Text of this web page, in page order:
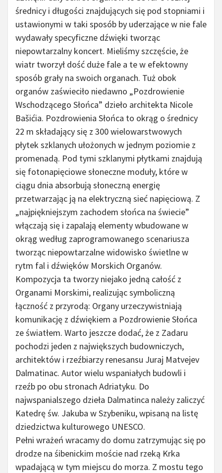
średnicy i długości znajdujących się pod stopniami i
ustawionymi w taki sposób by uderzające w nie fale
wydawały specyficzne dźwięki tworząc
niepowtarzalny koncert. Mieliśmy szczęście, że
wiatr tworzył dość duże fale a te w efektowny
sposób grały na swoich organach. Tuż obok
organów zaświeciło niedawno „Pozdrowienie
Wschodzącego Słońca” dzieło architekta Nicole
Bašićia. Pozdrowienia Słońca to okrąg o średnicy
22 m składający się z 300 wielowarstwowych
płytek szklanych ułożonych w jednym poziomie z
promenadą. Pod tymi szklanymi płytkami znajdują
się fotonapięciowe słoneczne moduły, które w
ciągu dnia absorbują słoneczną energię
przetwarzając ją na elektryczną sieć napięciową. Z
„najpiękniejszym zachodem słońca na świecie”
włączają się i zapalają elementy wbudowane w
okrąg według zaprogramowanego scenariusza
tworząc niepowtarzalne widowisko świetlne w
rytm fal i dźwięków Morskich Organów.
Kompozycja ta tworzy niejako jedną całość z
Organami Morskimi, realizując symboliczną
łączność z przyrodą: Organy urzeczywistniają
komunikację z dźwiękiem a Pozdrowienie Słońca
ze światłem. Warto jeszcze dodać, że z Zadaru
pochodzi jeden z największych budowniczych,
architektów i rzeźbiarzy renesansu Juraj Matvejev
Dalmatinac. Autor wielu wspaniałych budowli i
rzeźb po obu stronach Adriatyku. Do
najwspanialszego dzieła Dalmatinca należy zaliczyć
Katedrę św. Jakuba w Szybeniku, wpisaną na listę
dziedzictwa kulturowego UNESCO.
Pełni wrażeń wracamy do domu zatrzymując się po
drodze na śibenickim moście nad rzeką Krka
wpadającą w tym miejscu do morza. Z mostu tego